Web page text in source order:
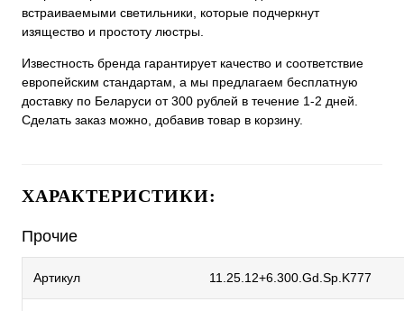
встраиваемыми светильники, которые подчеркнут
изящество и простоту люстры.
Известность бренда гарантирует качество и соответствие
европейским стандартам, а мы предлагаем бесплатную
доставку по Беларуси от 300 рублей в течение 1-2 дней.
Сделать заказ можно, добавив товар в корзину.
ХАРАКТЕРИСТИКИ:
Прочие
Артикул 11.25.12+6.300.Gd.Sp.K777